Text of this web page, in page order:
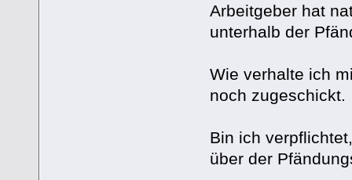
Arbeitgeber hat
unterhalb der
Wie verhalte ich
noch zugeschickt.
Bin ich
über der